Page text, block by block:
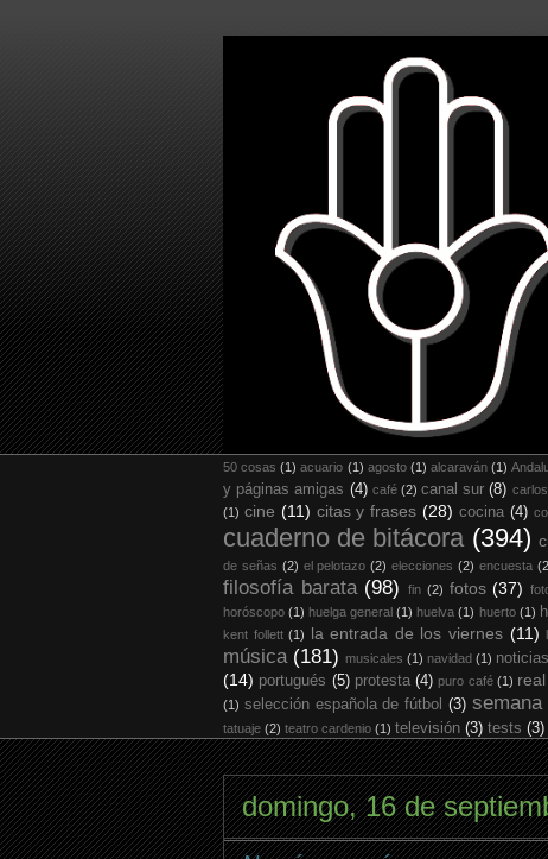
50 cosas (1) acuario (1) agosto (1) alcaraván (1)
y páginas amigas (4) café (2) canal sur (8)
(1) cine (11) citas y frases (28) cocina (4)
cuaderno de bitácora (394)
de señas (2) el pelotazo (2) elecciones (2) encuesta
filosofía barata (98) fin (2) fotos (37)
horóscopo (1) huelga general (1) huelva (1) huerto (1)
kent follett (1) la entrada de los viernes (11)
música (181) musicales (1) navidad (1) noticias
(14) portugués (5) protesta (4) puro café (1)
(1) selección española de fútbol (3)
tatuaje (2) teatro cardenio (1) televisión (3) tests (3)
domingo, 16 de